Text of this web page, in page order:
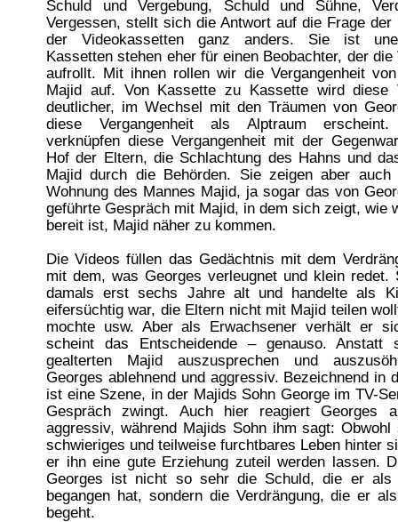
Schuld und Vergebung, Schuld und Sühne,
Vergessen, stellt sich die Antwort auf die Frage der
der Videokassetten ganz anders. Sie ist
Kassetten stehen eher für einen Beobachter, der die
aufrollt. Mit ihnen rollen wir die Vergangenheit
Majid auf. Von Kassette zu Kassette wird diese
deutlicher, im Wechsel mit den Träumen von
diese Vergangenheit als Alptraum
verknüpfen diese Vergangenheit mit der
Hof der Eltern, die Schlachtung des Hahns und
Majid durch die Behörden. Sie zeigen aber
Wohnung des Mannes Majid, ja sogar das von
geführte Gespräch mit Majid, in dem sich zeigt, wie
bereit ist, Majid näher zu kommen.
Die Videos füllen das Gedächtnis mit dem
mit dem, was Georges verleugnet und klein redet.
damals erst sechs Jahre alt und handelte als
eifersüchtig war, die Eltern nicht mit Majid teilen
mochte usw. Aber als Erwachsener verhält er
scheint das Entscheidende – genauso. Anstatt
gealterten Majid auszusprechen und
Georges ablehnend und aggressiv. Bezeichnend in
ist eine Szene, in der Majids Sohn George im TV-
Gespräch zwingt. Auch hier reagiert Georges
aggressiv, während Majids Sohn ihm sagt: Obwohl
schwieriges und teilweise furchtbares Leben hinter
er ihn eine gute Erziehung zuteil werden lassen.
Georges ist nicht so sehr die Schuld, die er als
begangen hat, sondern die Verdrängung, die er
begeht.